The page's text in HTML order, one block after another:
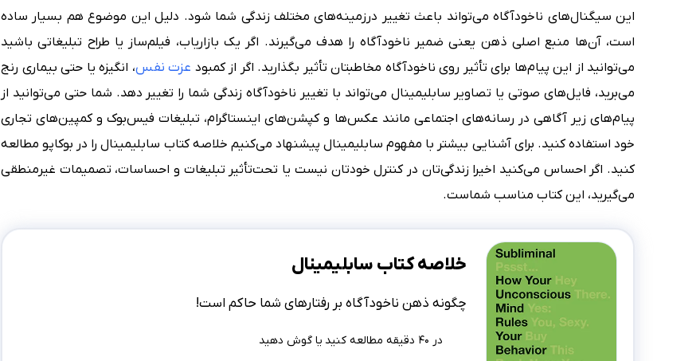
این سیگنال‌های ناخودآگاه می‌تواند باعث تغییر درزمینه‌های مختلف زندگی شما شود. دلیل این موضوع هم بسیار ساده
است، آن‌ها منبع اصلی ذهن یعنی ضمیر ناخودآگاه را هدف می‌گیرند. اگر یک بازاریاب، فیلم‌ساز یا طراح تبلیغاتی باشید
می‌توانید از این پیام‌ها برای تأثیر روی ناخودآگاه مخاطبتان تأثیر بگذارید. اگر از کمبود عزت نفس، انگیزه یا حتی بیماری رنج
می‌برید، فایل‌های صوتی یا تصاویر سابلیمینال می‌تواند با تغییر ناخودآگاه زندگی شما را تغییر دهد. شما حتی می‌توانید از
پیام‌های زیر آگاهی در رسانه‌های اجتماعی مانند عکس‌ها و کپشن‌های اینستاگرام، تبلیغات فیس‌بوک و کمپین‌های تجاری
خود استفاده کنید. برای آشنایی بیشتر با مفهوم سابلیمینال پیشنهاد می‌کنیم خلاصه کتاب سابلیمینال را در بوکاپو مطالعه
کنید. اگر احساس می‌کنید اخیرا زندگی‌تان در کنترل خودتان نیست یا تحت‌تأثیر تبلیغات و احساسات، تصمیمات غیرمنطقی
می‌گیرید، این کتاب مناسب شماست.
خلاصه کتاب سابلیمینال
چگونه ذهن ناخودآگاه بر رفتارهای شما حاکم است!
در ۴۰ دقیقه مطالعه کنید